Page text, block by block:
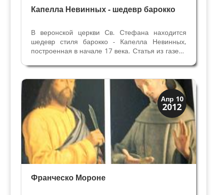
Капелла Невинных - шедевр барокко
В веронской церкви Св. Стефана находится
шедевр стиля барокко - Капелла Невинных,
построенная в начале 17 века. Статья из газеты
13/10/2008 Реставрация, законченная в 2007
году, вернула первоначальную красоту
Капелле...
Апр 10
2012
Искусство
Художники
Франческо Мороне